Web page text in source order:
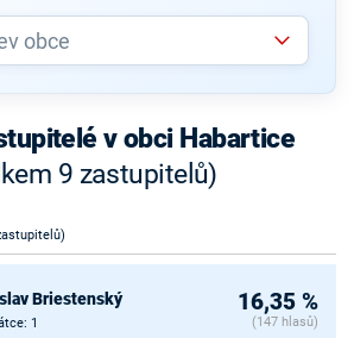
v obci Habartice
9 zastupitelů)
Briestenský
1
16,35 %
(147 hlasů)